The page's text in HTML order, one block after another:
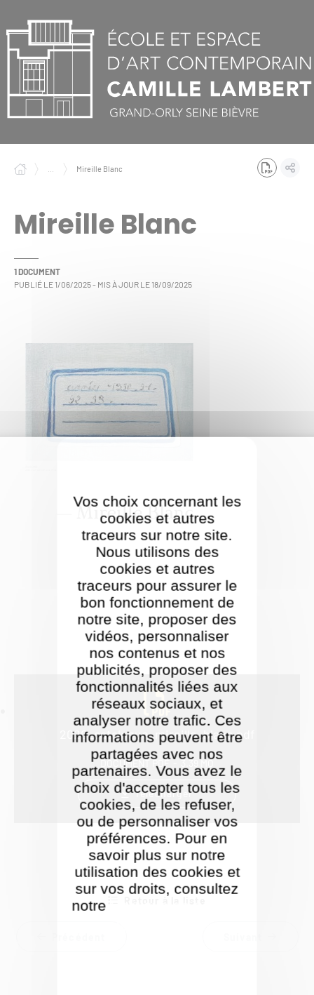
Vos choix concernant les
cookies et autres
traceurs sur notre site.
Nous utilisons des
cookies et autres
traceurs pour assurer le
bon fonctionnement de
notre site, proposer des
vidéos, personnaliser
nos contenus et nos
publicités, proposer des
fonctionnalités liées aux
réseaux sociaux, et
analyser notre trafic. Ces
informations peuvent être
partagées avec nos
partenaires. Vous avez le
choix d'accepter tous les
cookies, de les refuser,
ou de personnaliser vos
préférences. Pour en
savoir plus sur notre
utilisation des cookies et
sur vos droits, consultez
notre
Mireille Blanc
Mireille Blanc
1 DOCUMENT
PUBLIÉ LE 1/06/2025- MIS À JOUR LE 18/09/2025
2020_catalogue_mireille_blanc.pdf
DOCUMENT PDF 3.39 MO
Télécharger